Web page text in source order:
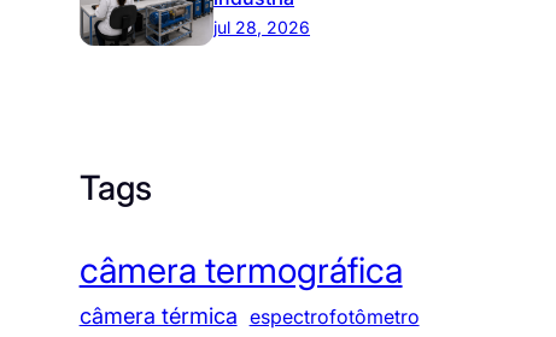
jul 28, 2026
Tags
câmera termográfica
câmera térmica espectrofotômetro